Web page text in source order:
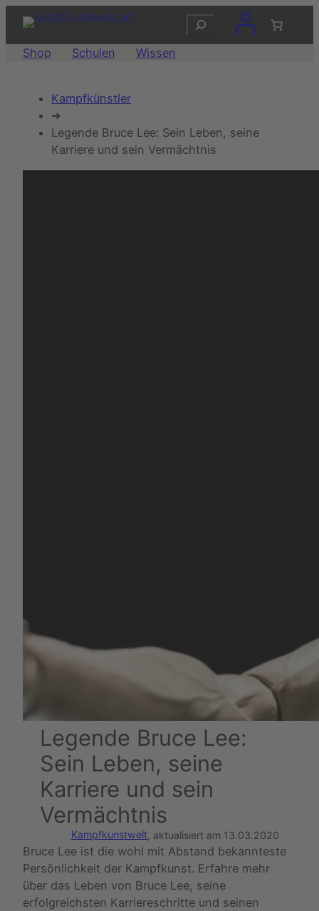
Zum
Inhalt
springen
Suchen
Shop Schulen Wissen
Kampfkünstler
➔
Legende Bruce Lee: Sein Leben, seine
Karriere und sein Vermächtnis
Legende Bruce Lee:
Sein Leben, seine
Karriere und sein
Vermächtnis
Kampfkunstwelt , aktualisiert am 13.03.2020
Bruce Lee ist die wohl mit Abstand bekannteste
Persönlichkeit der Kampfkunst. Erfahre mehr
über das Leben von Bruce Lee, seine
erfolgreichsten Karriereschritte und seinen